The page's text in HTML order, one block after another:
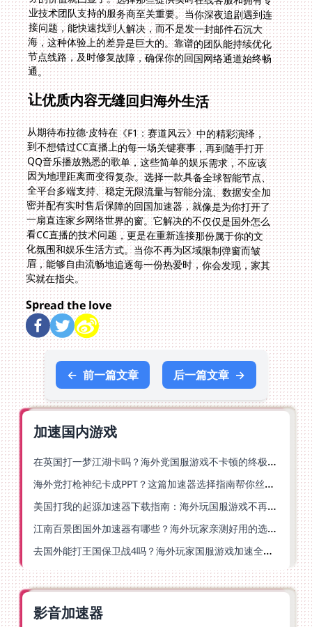
通。
让优质内容无缝回归海外生活
从期待布拉德·皮特在《F1：赛道风云》中的精彩演绎，
到不想错过CC直播上的每一场关键赛事，再到随手打开
QQ音乐播放熟悉的歌单，这些简单的娱乐需求，不应该
因为地理距离而变得复杂。选择一款具备全球智能节点、
全平台多端支持、稳定无限流量与智能分流、数据安全加
密并配有实时售后保障的回国加速器，就像是为你打开了
一扇直连家乡网络世界的窗。它解决的不仅仅是国外怎么
看CC直播的技术问题，更是在重新连接那份属于你的文
化氛围和娱乐生活方式。当你不再为区域限制弹窗而皱
眉，能够自由流畅地追逐每一份热爱时，你会发现，家其
实就在指尖。
Spread the love
← 前一篇文章 后一篇文章 →
加速国内游戏
在英国打一梦江湖卡吗？海外党国服游戏不卡顿的终极解法
海外党打枪神纪卡成PPT？这篇加速器选择指南帮你丝滑上分
美国打我的起源加速器下载指南：海外玩国服游戏不再卡的终极方案
江南百景图国外加速器有哪些？海外玩家亲测好用的选择与避坑指南
去国外能打王国保卫战4吗？海外玩家国服游戏加速全攻略（附公主连结幻想江湖实测）
影音加速器